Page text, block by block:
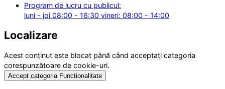
Program de lucru cu publicul:
luni - joi 08:00 - 16:30 vineri: 08:00 - 14:00
Localizare
Acest conținut este blocat până când acceptați categoria
corespunzătoare de cookie-uri.
Accept categoria Funcționalitate